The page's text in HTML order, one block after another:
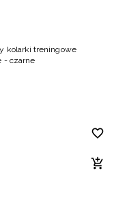
kolarki treningowe
- czarne